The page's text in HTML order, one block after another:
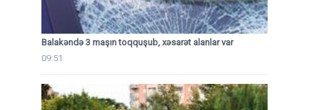
Balakəndə 3 maşın toqquşub, xəsarət alanlar var
09:51